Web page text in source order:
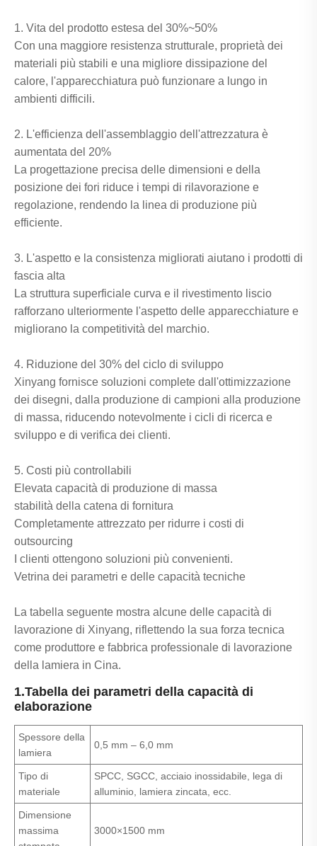
1. Vita del prodotto estesa del 30%~50%
Con una maggiore resistenza strutturale, proprietà dei
materiali più stabili e una migliore dissipazione del
calore, l'apparecchiatura può funzionare a lungo in
ambienti difficili.
2. L'efficienza dell'assemblaggio dell'attrezzatura è
aumentata del 20%
La progettazione precisa delle dimensioni e della
posizione dei fori riduce i tempi di rilavorazione e
regolazione, rendendo la linea di produzione più
efficiente.
3. L'aspetto e la consistenza migliorati aiutano i prodotti di
fascia alta
La struttura superficiale curva e il rivestimento liscio
rafforzano ulteriormente l'aspetto delle apparecchiature e
migliorano la competitività del marchio.
4. Riduzione del 30% del ciclo di sviluppo
Xinyang fornisce soluzioni complete dall'ottimizzazione
dei disegni, dalla produzione di campioni alla produzione
di massa, riducendo notevolmente i cicli di ricerca e
sviluppo e di verifica dei clienti.
5. Costi più controllabili
Elevata capacità di produzione di massa
stabilità della catena di fornitura
Completamente attrezzato per ridurre i costi di
outsourcing
I clienti ottengono soluzioni più convenienti.
Vetrina dei parametri e delle capacità tecniche
La tabella seguente mostra alcune delle capacità di
lavorazione di Xinyang, riflettendo la sua forza tecnica
come produttore e fabbrica professionale di lavorazione
della lamiera in Cina.
1.Tabella dei parametri della capacità di
elaborazione
Spessore della
lamiera
0,5 mm – 6,0 mm
Tipo di
materiale
SPCC, SGCC, acciaio inossidabile, lega di
alluminio, lamiera zincata, ecc.
Dimensione
massima
3000×1500 mm